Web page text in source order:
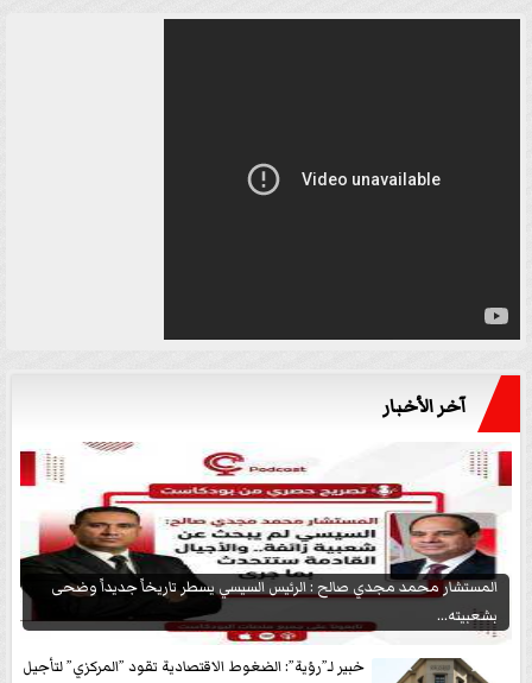
آخر الأخبار
المستشار محمد مجدي صالح : الرئيس السيسي يسطر تاريخاً جديداً وضحى
بشعبيته...
خبير لـ”رؤية”: الضغوط الاقتصادية تقود ”المركزي” لتأجيل